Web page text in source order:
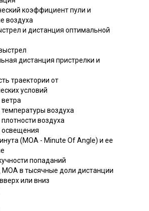
коэффициент пули и
воздуха
и дистанция оптимальной
дистанция пристрелки и
траектории от
условий
воздуха
воздуха
освещения
(MOA - Minute Of Angle) и ее
попаданий
МОА в тысячные доли дистанции
или вниз